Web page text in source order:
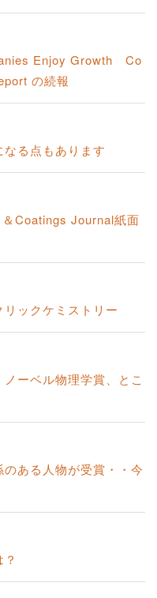
Enjoy Growth Co
の続報
る点もあります
Coatings Journal紙面
ックケミストリー
ーベル物理学賞、とこ
ある人物が受賞・・今